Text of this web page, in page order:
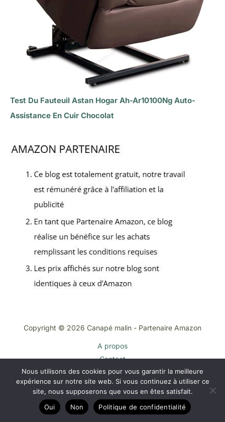
Test Du Fauteuil Astan Hogar Ah-Ar10100Ng Auto-
Assistance En Cuir Chocolat
Copyright © 2026 Canapé malin - Partenaire Amazon
A propos
Contact
Plan du site
Mentions légales
Politique de confidentialité
Nous utilisons des cookies pour vous garantir la meilleure
expérience sur notre site web. Si vous continuez à utiliser ce
site, nous supposerons que vous en êtes satisfait.
Oui
Non Politique de confidentialité